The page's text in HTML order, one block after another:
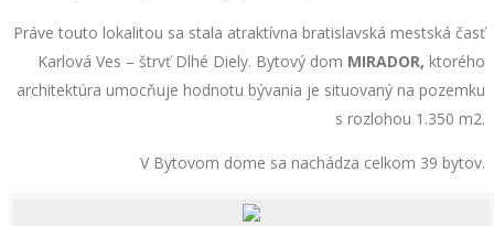
Práve touto lokalitou sa stala atraktívna bratislavská mestská časť
Karlová Ves – štrvť Dlhé Diely. Bytový dom MIRADOR, ktorého
architektúra umocňuje hodnotu bývania je situovaný na pozemku
s rozlohou 1.350 m2.
V Bytovom dome sa nachádza celkom 39 bytov.